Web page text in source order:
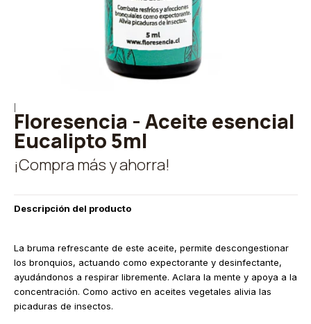
Floresencia - Aceite esencial
Eucalipto 5ml
¡Compra más y ahorra!
Descripción del producto
La bruma refrescante de este aceite, permite descongestionar
los bronquios, actuando como expectorante y desinfectante,
ayudándonos a respirar libremente. Aclara la mente y apoya a la
concentración. Como activo en aceites vegetales alivia las
picaduras de insectos.